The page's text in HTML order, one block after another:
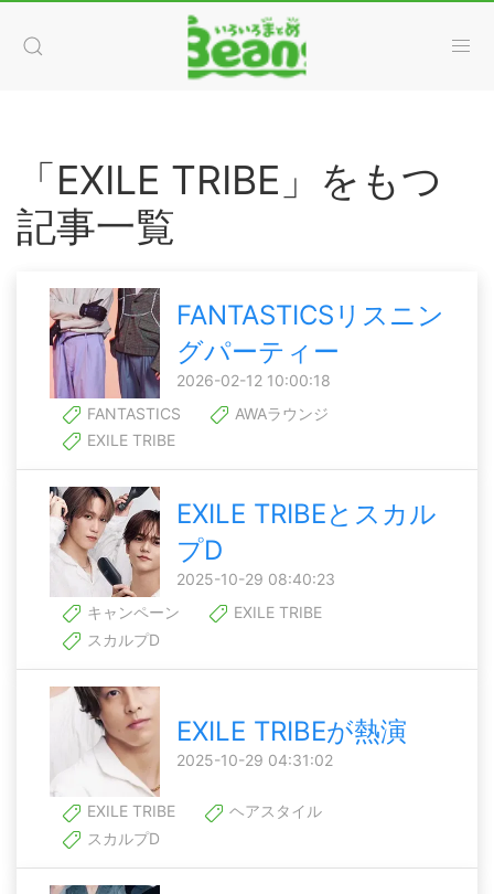
「EXILE TRIBE」をもつ
記事一覧
FANTASTICSリスニン
グパーティー
2026-02-12 10:00:18
FANTASTICS
AWAラウンジ
EXILE TRIBE
EXILE TRIBEとスカル
プD
2025-10-29 08:40:23
キャンペーン
EXILE TRIBE
スカルプD
EXILE TRIBEが熱演
2025-10-29 04:31:02
EXILE TRIBE
ヘアスタイル
スカルプD